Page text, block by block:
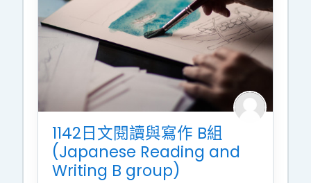
1142日文閱讀與寫作 B組
(Japanese Reading and
Writing B group)